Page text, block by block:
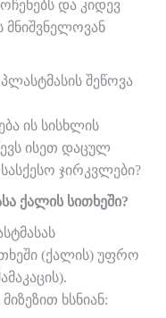
და კიდევ
მნიშვნელოვან
შეწოვა
ის სისხლის
ისეთ დაცულ
ჯირკვლები?
ქალის სითხეში?
(ქალის) უფრო
ხსნიან: